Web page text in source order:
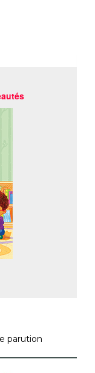
parution